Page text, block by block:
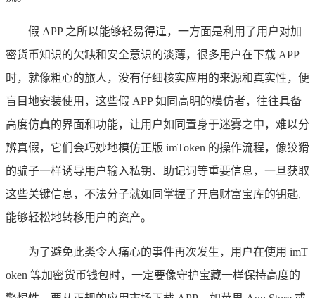
假 APP 之所以能够轻易得逞，一方面是利用了用户对加
密货币知识的欠缺和安全意识的淡薄，很多用户在下载 APP
时，就像粗心的旅人，没有仔细核实应用的来源和真实性，便
盲目地安装使用，这些假 APP 如同高明的模仿者，往往具备
高度仿真的界面和功能，让用户如同置身于迷雾之中，难以分
辨真假，它们会巧妙地模仿正版 imToken 的操作流程，像狡猾
的骗子一样诱导用户输入私钥、助记词等重要信息，一旦获取
这些关键信息，不法分子就如同掌握了开启财富宝库的钥匙,
能够轻松地转移用户的资产。
为了避免此类令人痛心的事件再次发生，用户在使用 imT
oken 等加密货币钱包时，一定要像守护宝藏一样保持高度的